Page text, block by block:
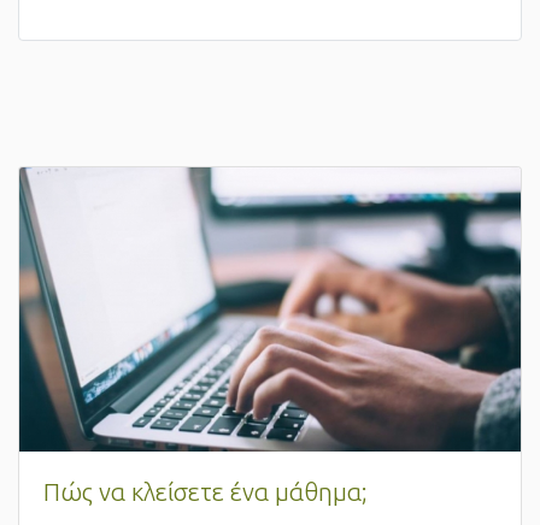
Πώς να κλείσετε ένα μάθημα;